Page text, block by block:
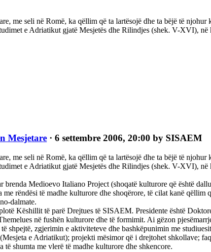
me seli në Romë, ka qëllim që ta lartësojë dhe ta bëjë të
e Adriatikut gjatë Mesjetës dhe Rilindjes (shek. V-XVI),
Mesjetare · 6 settembre 2006, 20:00 by SISAEM
me seli në Romë, ka qëllim që ta lartësojë dhe ta bëjë të
e Adriatikut gjatë Mesjetës dhe Rilindjes (shek. V-XVI),
Medioevo Italiano Project (shoqatë kulturore që është
rëndësi të madhe kulturore dhe shoqërore, të cilat kanë
dalmate.
Këshillit të parë Drejtues të SISAEM. Presidente është
në fushën kulturore dhe të formimit. Ai gëzon
shpejtë, zgjerimin e aktiviteteve dhe bashkëpunimin me
e Adriatikut); projekti mësimor që i drejtohet shkollave;
shumta me vlerë të madhe kulturore dhe shkencore.